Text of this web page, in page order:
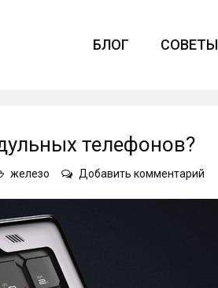
БЛОГ СОВЕТЫ
телефонов?
железо Добавить комментарий